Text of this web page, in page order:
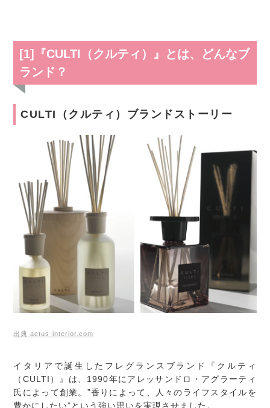
[1]『CULTI（クルティ）』とは、どんなブ
ランド？
CULTI（クルティ）ブランドストーリー
出典 actus-interior.com
イタリアで誕生したフレグランスブランド『クルティ
（CULTI）』は、1990年にアレッサンドロ・アグラーティ
氏によって創業。”香りによって、人々のライフスタイルを
豊かにしたい”という強い思いを実現させました。